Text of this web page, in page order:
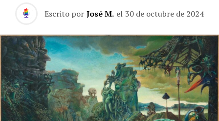
Escrito por José M. el 30 de octubre de 2024